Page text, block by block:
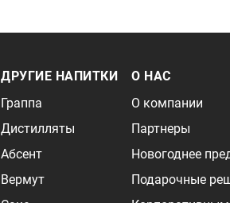
ДРУГИЕ НАПИТКИ
Граппа
Дистилляты
Абсент
Вермут
О НАС
О компании
Партнеры
Новогоднее
Подарочные